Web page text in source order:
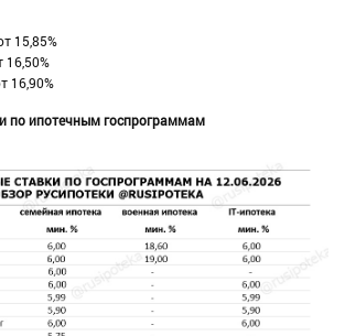
15,85%
16,50%
16,90%
по ипотечным госпрограммам